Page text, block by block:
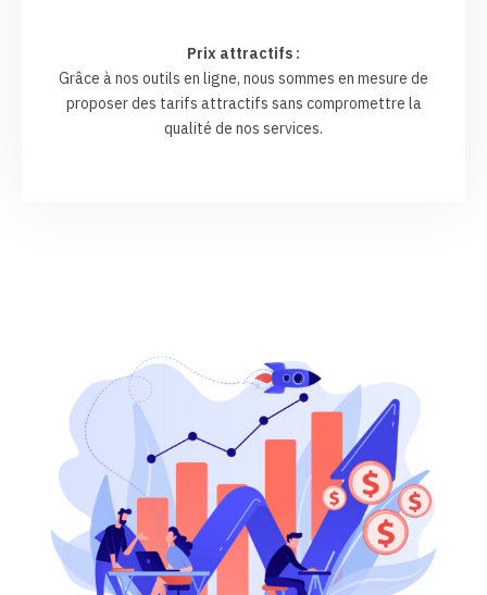
Prix attractifs :
Grâce à nos outils en ligne, nous sommes en mesure de
proposer des tarifs attractifs sans compromettre la
qualité de nos services.